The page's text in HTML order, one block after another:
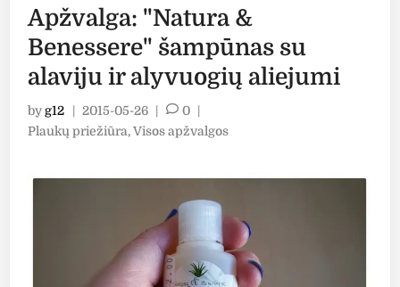
Apžvalga: "Natura &
Benessere" šampūnas su
alaviju ir alyvuogių aliejumi
byg12 2015-05-26 0
Posted
Plaukų priežiūra,Visos apžvalgos